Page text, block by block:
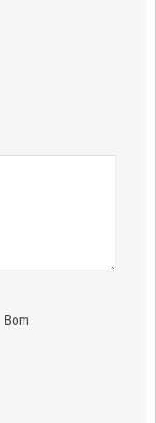
Bom